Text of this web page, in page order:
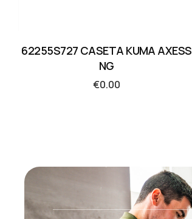
62255S727 CASETA KUMA AXESS
NG
€0.00